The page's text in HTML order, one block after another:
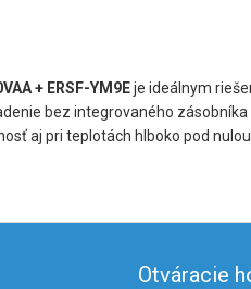
+ ERSF-YM9Eje ideálnym
bez integrovaného zásobníka
aj pri teplotách hlboko pod nulou.
Otváracie